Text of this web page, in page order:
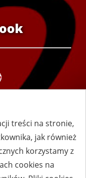
treści na stronie,
jak również
korzystamy z
cookies na